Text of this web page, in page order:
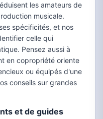
les amateurs de
musicale.
spécificités, et nos
celle qui
Pensez aussi à
en copropriété oriente
ou équipés d'une
conseils sur grandes
et de guides